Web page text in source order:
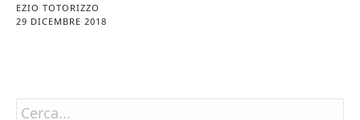
EZIO TOTORIZZO
29 DICEMBRE 2018